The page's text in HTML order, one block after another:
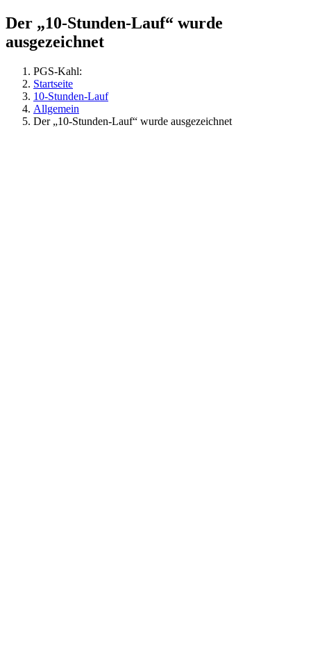
Der „10-Stunden-Lauf“ wurde
ausgezeichnet
PGS-Kahl:
Startseite
10-Stunden-Lauf
Allgemein
Der „10-Stunden-Lauf“ wurde ausgezeichnet